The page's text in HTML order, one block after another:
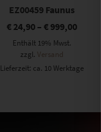
EZ00459 Faunus
€ 24,90 –€ 999,00
Enthält 19% Mwst.
zzgl.Versand
Lieferzeit: ca. 10 Werktage
Dieses Produkt weist mehrere Varianten auf. Die Optionen können auf der Produktseite gewählt werden